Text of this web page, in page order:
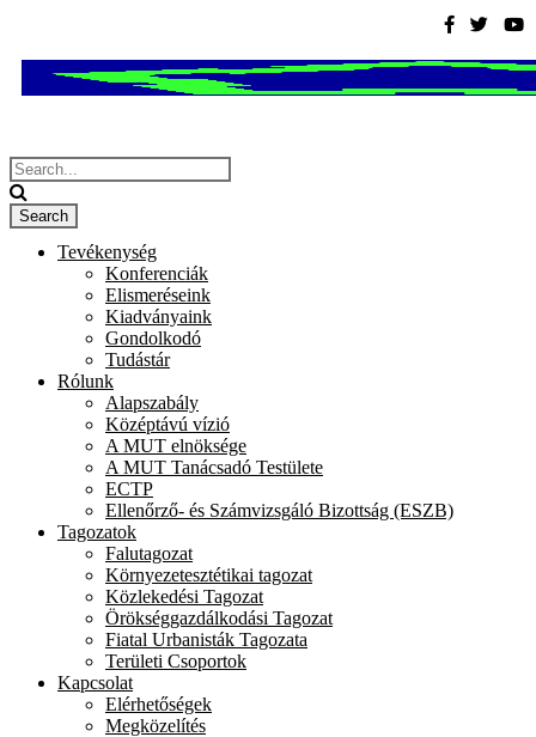
Tevékenység
Konferenciák
Elismeréseink
Kiadványaink
Gondolkodó
Tudástár
Rólunk
Alapszabály
Középtávú vízió
A MUT elnöksége
A MUT Tanácsadó Testülete
ECTP
Ellenőrző- és Számvizsgáló Bizottság (ESZB)
Tagozatok
Falutagozat
Környezetesztétikai tagozat
Közlekedési Tagozat
Örökséggazdálkodási Tagozat
Fiatal Urbanisták Tagozata
Területi Csoportok
Kapcsolat
Elérhetőségek
Megközelítés